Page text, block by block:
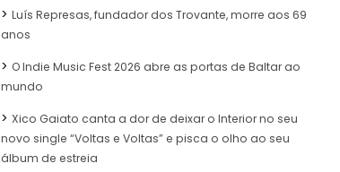
Luís Represas, fundador dos Trovante, morre aos 69
anos
O Indie Music Fest 2026 abre as portas de Baltar ao
mundo
Xico Gaiato canta a dor de deixar o Interior no seu
novo single “Voltas e Voltas” e pisca o olho ao seu
álbum de estreia